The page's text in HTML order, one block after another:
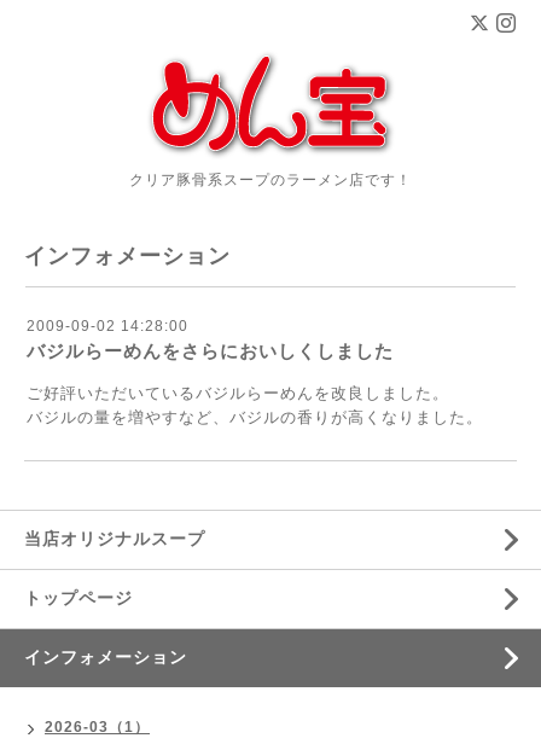
クリア豚骨系スープのラーメン店です！
インフォメーション
2009-09-02 14:28:00
バジルらーめんをさらにおいしくしました
ご好評いただいているバジルらーめんを改良しました。
バジルの量を増やすなど、バジルの香りが高くなりました。
当店オリジナルスープ
トップページ
インフォメーション
2026-03（1）